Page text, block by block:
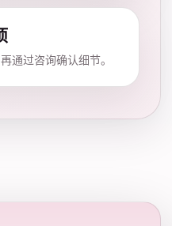
通过咨询确认细节。